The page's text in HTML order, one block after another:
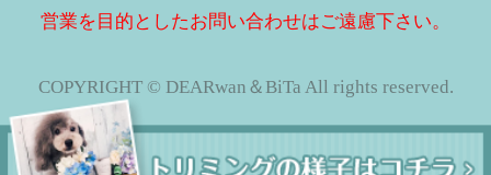
営業を目的としたお問い合わせはご遠慮下さい。
COPYRIGHT © DEARwan＆BiTa All rights reserved.